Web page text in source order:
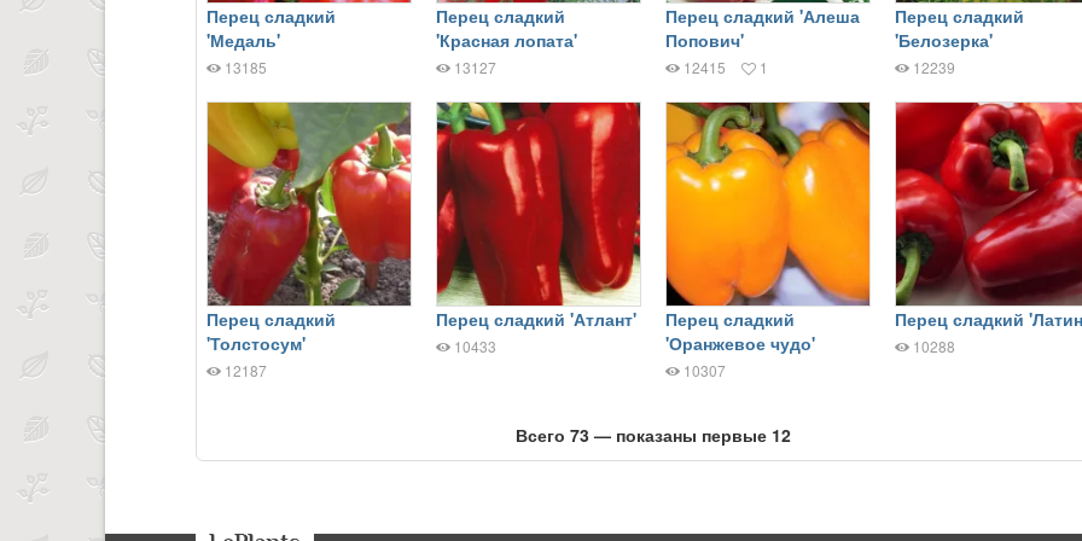
Перец сладкий
'Медаль'
13185
Перец сладкий
'Красная лопата'
13127
Перец сладкий 'Алеша
Попович'
12415 1
Перец сладкий
'Белозерка'
12239
Перец сладкий
'Толстосум'
12187
Перец сладкий 'Атлант'
10433
Перец сладкий
'Оранжевое чудо'
10307
Перец сладкий
10288
Всего 73 — показаны первые 12